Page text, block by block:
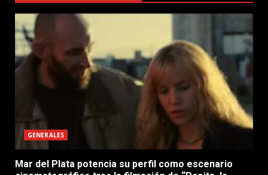
GENERALES
Mar del Plata potencia su perfil como escenario